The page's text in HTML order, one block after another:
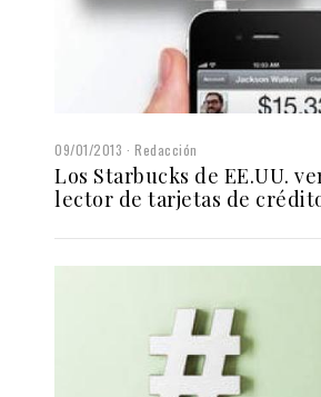
09/01/2013 Redacción
Los Starbucks de EE.UU.
lector de tarjetas de